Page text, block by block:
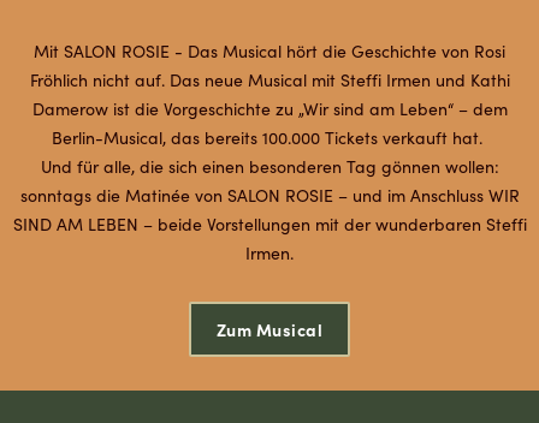
Mit SALON ROSIE - Das Musical hört die Geschichte von Rosi
Fröhlich nicht auf. Das neue Musical mit Steffi Irmen und Kathi
Damerow ist die Vorgeschichte zu „Wir sind am Leben“ – dem
Berlin-Musical, das bereits 100.000 Tickets verkauft hat.
Und für alle, die sich einen besonderen Tag gönnen wollen:
sonntags die Matinée von SALON ROSIE – und im Anschluss WIR
SIND AM LEBEN – beide Vorstellungen mit der wunderbaren Steffi
Irmen.
Zum Musical